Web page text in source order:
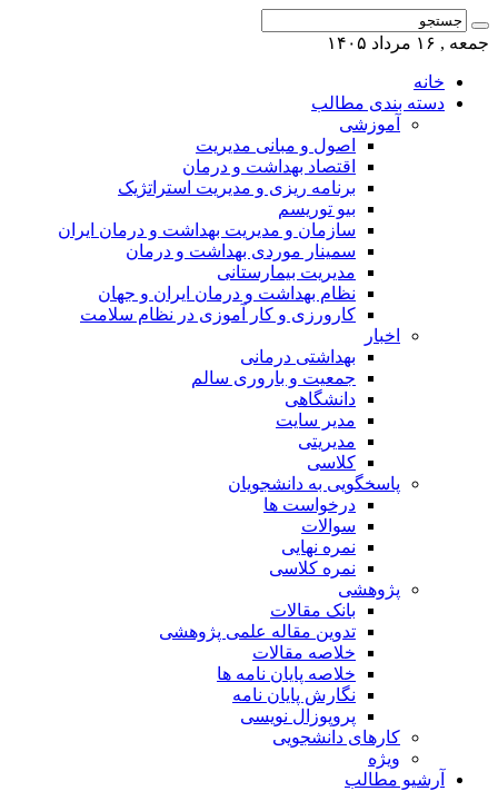
جمعه , ۱۶ مرداد ۱۴۰۵
خانه
دسته بندی مطالب
آموزشی
اصول و مبانی مدیریت
اقتصاد بهداشت و درمان
برنامه ریزی و مدیریت استراتژیک
بیو توریسم
سازمان و مدیریت بهداشت و درمان ایران
سمینار موردی بهداشت و درمان
مدیریت بیمارستانی
نظام بهداشت و درمان ایران و جهان
کارورزی و کار آموزی در نظام سلامت
اخبار
بهداشتی درمانی
جمعیت و باروری سالم
دانشگاهی
مدیر سایت
مدیریتی
کلاسی
پاسخگویی به دانشجویان
درخواست ها
سوالات
نمره نهایی
نمره کلاسی
پژوهشی
بانک مقالات
تدوین مقاله علمی پژوهشی
خلاصه مقالات
خلاصه پایان نامه ها
نگارش پایان نامه
پروپوزال نویسی
کارهای دانشجویی
ویژه
آرشیو مطالب